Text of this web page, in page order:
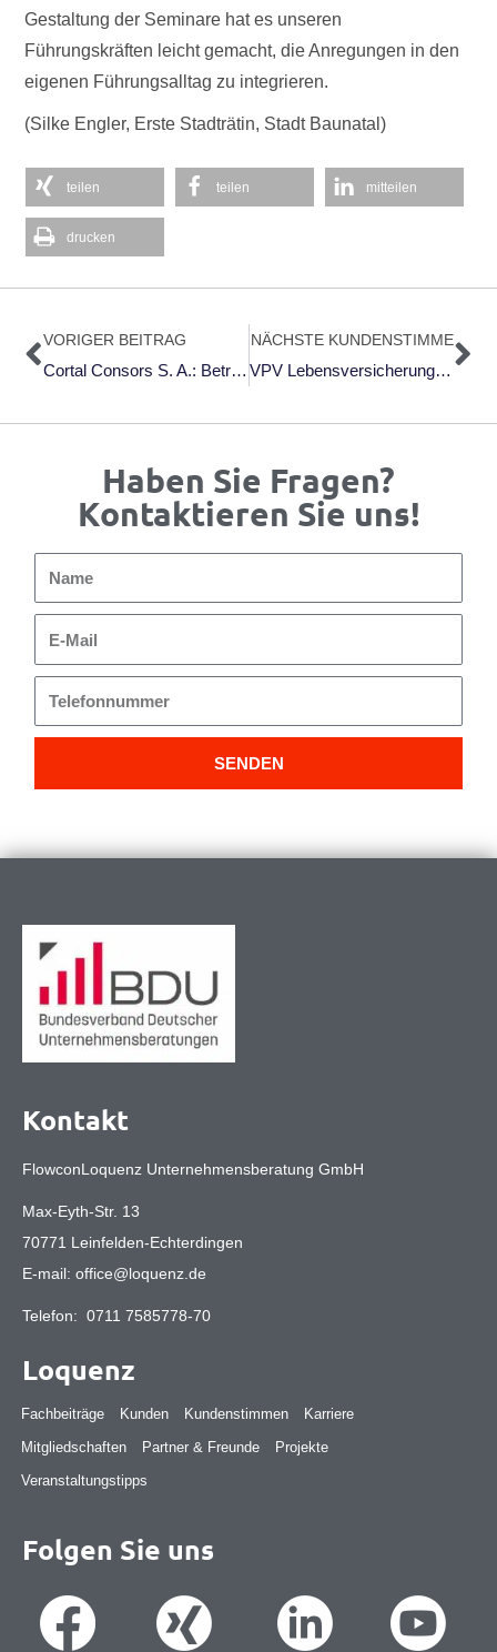
Gestaltung der Seminare hat es unseren
Führungskräften leicht gemacht, die Anregungen in den
eigenen Führungsalltag zu integrieren.
(Silke Engler, Erste Stadträtin, Stadt Baunatal)
teilen teilen mitteilen
drucken
Zurück
VORIGER BEITRAG
Cortal Consors S. A.: Betriebliches Gesundheitsmanagement
NÄCHSTE KUNDENSTIMME
VPV Lebensversicherung AG: Teamentwicklung
Haben Sie Fragen?
Kontaktieren Sie uns!
Mail
SENDEN
Kontakt
FlowconLoquenz Unternehmensberatung GmbH
Max-Eyth-Str. 13
70771 Leinfelden-Echterdingen
E-mail: office@loquenz.de
Telefon: 0711 7585778-70
Loquenz
Fachbeiträge Kunden Kundenstimmen
Karriere
Mitgliedschaften
Partner & Freunde
Projekte
Veranstaltungstipps
Folgen Sie uns